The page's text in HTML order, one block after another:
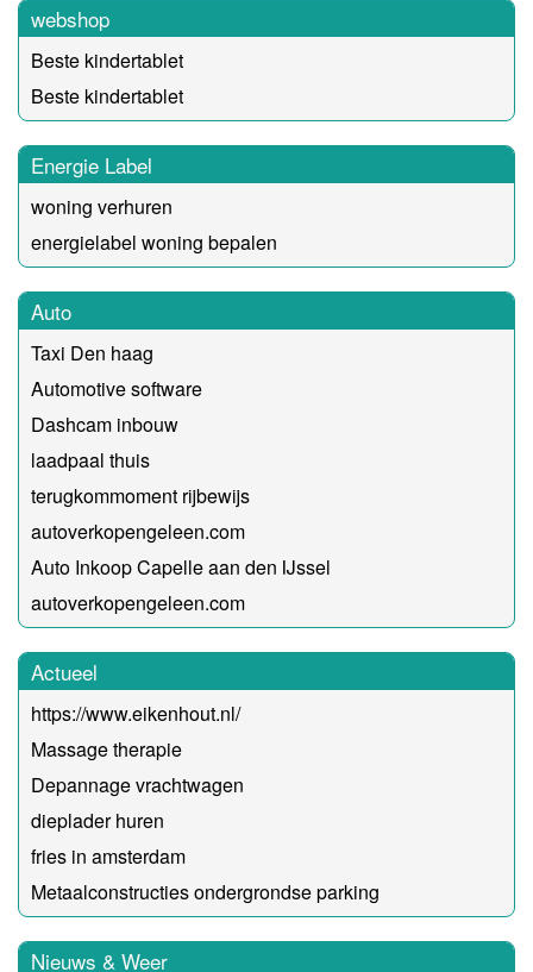
webshop
Beste kindertablet
Beste kindertablet
Energie Label
woning verhuren
energielabel woning bepalen
Auto
Taxi Den haag
Automotive software
Dashcam inbouw
laadpaal thuis
terugkommoment rijbewijs
autoverkopengeleen.com
Auto Inkoop Capelle aan den IJssel
autoverkopengeleen.com
Actueel
https://www.eikenhout.nl/
Massage therapie
Depannage vrachtwagen
dieplader huren
fries in amsterdam
Metaalconstructies ondergrondse parking
Nieuws & Weer